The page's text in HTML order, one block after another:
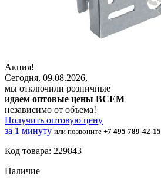
Акция!
Сегодня, 09.08.2026,
мы отключили розничные
идаем оптовые цены ВСЕМ
независимо от объема!
Получить оптовую цену
за 1 минуту или позвоните +7 495 789-42-15
Код товара: 229843
Наличие